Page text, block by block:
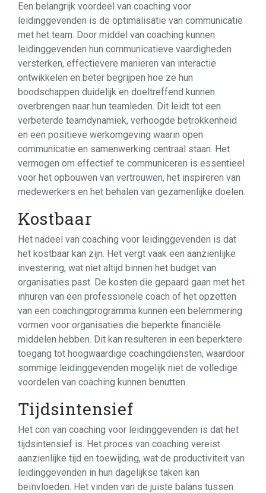
Een belangrijk voordeel van coaching voor
leidinggevenden is de optimalisatie van communicatie
met het team. Door middel van coaching kunnen
leidinggevenden hun communicatieve vaardigheden
versterken, effectievere manieren van interactie
ontwikkelen en beter begrijpen hoe ze hun
boodschappen duidelijk en doeltreffend kunnen
overbrengen naar hun teamleden. Dit leidt tot een
verbeterde teamdynamiek, verhoogde betrokkenheid
en een positieve werkomgeving waarin open
communicatie en samenwerking centraal staan. Het
vermogen om effectief te communiceren is essentieel
voor het opbouwen van vertrouwen, het inspireren van
medewerkers en het behalen van gezamenlijke doelen.
Kostbaar
Het nadeel van coaching voor leidinggevenden is dat
het kostbaar kan zijn. Het vergt vaak een aanzienlijke
investering, wat niet altijd binnen het budget van
organisaties past. De kosten die gepaard gaan met het
inhuren van een professionele coach of het opzetten
van een coachingprogramma kunnen een belemmering
vormen voor organisaties die beperkte financiële
middelen hebben. Dit kan resulteren in een beperktere
toegang tot hoogwaardige coachingdiensten, waardoor
sommige leidinggevenden mogelijk niet de volledige
voordelen van coaching kunnen benutten.
Tijdsintensief
Het con van coaching voor leidinggevenden is dat het
tijdsintensief is. Het proces van coaching vereist
aanzienlijke tijd en toewijding, wat de productiviteit van
leidinggevenden in hun dagelijkse taken kan
beïnvloeden. Het vinden van de juiste balans tussen